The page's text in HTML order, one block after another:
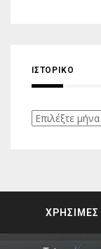
ΙΣΤΟΡΙΚΌ
Ιστορικό
ΧΡΗΣΙΜΕΣ